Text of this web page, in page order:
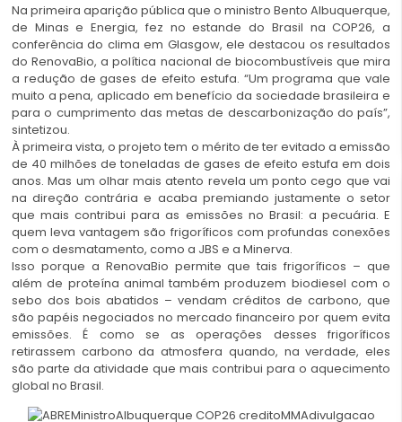
Na primeira aparição pública que o ministro Bento Albuquerque,
de Minas e Energia, fez no estande do Brasil na COP26, a
conferência do clima em Glasgow, ele destacou os resultados
do RenovaBio, a política nacional de biocombustíveis que mira
a redução de gases de efeito estufa. “Um programa que vale
muito a pena, aplicado em benefício da sociedade brasileira e
para o cumprimento das metas de descarbonização do país”,
sintetizou.
À primeira vista, o projeto tem o mérito de ter evitado a emissão
de 40 milhões de toneladas de gases de efeito estufa em dois
anos. Mas um olhar mais atento revela um ponto cego que vai
na direção contrária e acaba premiando justamente o setor
que mais contribui para as emissões no Brasil: a pecuária. E
quem leva vantagem são frigoríficos com profundas conexões
com o desmatamento, como a JBS e a Minerva.
Isso porque a RenovaBio permite que tais frigoríficos – que
além de proteína animal também produzem biodiesel com o
sebo dos bois abatidos – vendam créditos de carbono, que
são papéis negociados no mercado financeiro por quem evita
emissões. É como se as operações desses frigoríficos
retirassem carbono da atmosfera quando, na verdade, eles
são parte da atividade que mais contribui para o aquecimento
global no Brasil.